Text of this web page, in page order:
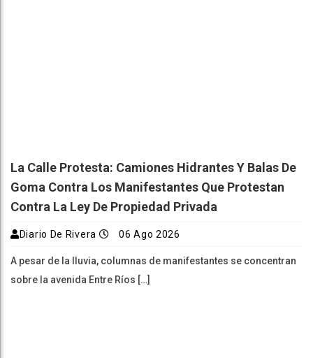
La Calle Protesta: Camiones Hidrantes Y Balas De
Goma Contra Los Manifestantes Que Protestan
Contra La Ley De Propiedad Privada
Diario De Rivera 06 Ago 2026
A pesar de la lluvia, columnas de manifestantes se concentran
sobre la avenida Entre Ríos […]